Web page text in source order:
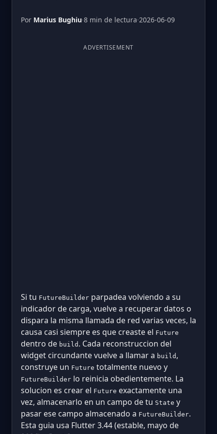
Por Marius Bughiu·8 min de lectura·2026-06-09
ADVERTISEMENT
Si tu FutureBuilder parpadea volviendo a su
indicador de carga, vuelve a recuperar datos o
dispara la misma llamada de red varias veces, la
causa casi siempre es que creaste el Future
dentro de build . Cada reconstruccion del
widget circundante vuelve a llamar a build ,
construye un Future totalmente nuevo y
FutureBuilder lo reinicia obedientemente. La
solucion es crear el Future exactamente una
vez, almacenarlo en un campo de tu State y
pasar ese campo almacenado a FutureBuilder.
Esta guia usa Flutter 3.44 (estable, mayo de